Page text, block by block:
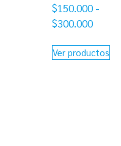
$150.000 -
$300.000Rango
precios:
Ver productos